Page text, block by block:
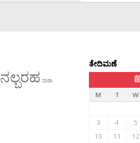
ನಲ್ಬರಹ ನಾಡು
ತೇದಿಮಣೆ
M
T W
3
4 5
10
11 12